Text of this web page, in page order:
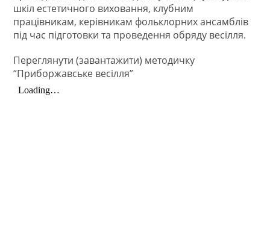
шкіл естетичного виховання, клубним
працівникам, керівникам фольклорних ансамблів
під час підготовки та проведення обряду весілля.
Переглянути (завантажити) методичку
“Приборжавське весілля”